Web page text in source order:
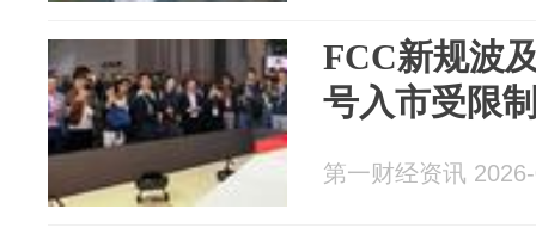
FCC新规波
号入市受限
第一财经资讯